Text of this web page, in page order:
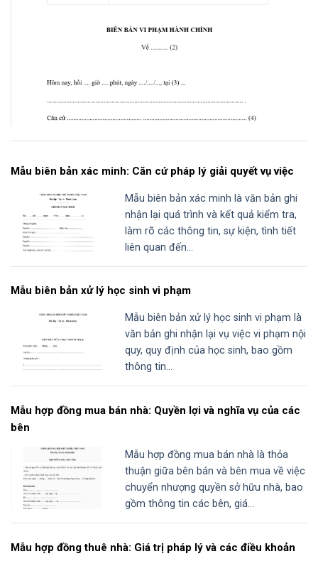
Mẫu biên bản xác minh: Căn cứ pháp lý giải quyết vụ việc
Mẫu biên bản xác minh là văn bản ghi
nhận lại quá trình và kết quả kiểm tra,
làm rõ các thông tin, sự kiện, tình tiết
liên quan đến...
Mẫu biên bản xử lý học sinh vi phạm
Mẫu biên bản xử lý học sinh vi phạm là
văn bản ghi nhận lại vụ việc vi phạm nội
quy, quy định của học sinh, bao gồm
thông tin...
Mẫu hợp đồng mua bán nhà: Quyền lợi và nghĩa vụ của các
bên
Mẫu hợp đồng mua bán nhà là thỏa
thuận giữa bên bán và bên mua về việc
chuyển nhượng quyền sở hữu nhà, bao
gồm thông tin các bên, giá...
Mẫu hợp đồng thuê nhà: Giá trị pháp lý và các điều khoản